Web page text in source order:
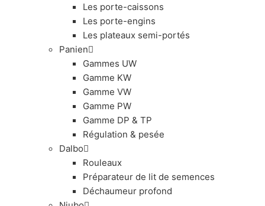
Les porte-caissons
Les porte-engins
Les plateaux semi-portés
Panien
Gammes UW
Gamme KW
Gamme VW
Gamme PW
Gamme DP & TP
Régulation & pesée
Dalbo
Rouleaux
Préparateur de lit de semences
Déchaumeur profond